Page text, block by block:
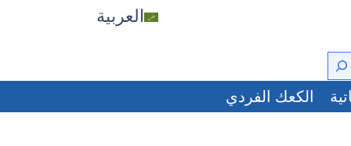
العربية
الكعك الفردي